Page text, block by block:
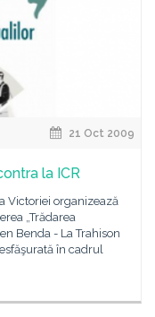
21 Oct 2009
la ICR
Victoriei organizează
„Trădarea
Benda - La Trahison
în cadrul